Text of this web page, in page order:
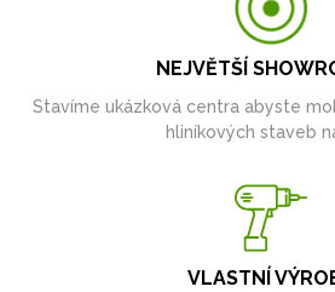
NEJVĚTŠÍ
Stavíme ukázková centra abyste
hliníkových staveb
VLASTNÍ